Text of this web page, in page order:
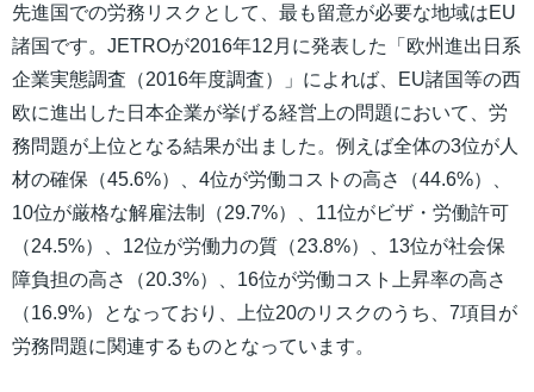
先進国での労務リスクとして、最も留意が必要な地域はEU
諸国です。JETROが2016年12月に発表した「欧州進出日系
企業実態調査（2016年度調査）」によれば、EU諸国等の西
欧に進出した日本企業が挙げる経営上の問題において、労
務問題が上位となる結果が出ました。例えば全体の3位が人
材の確保（45.6%）、4位が労働コストの高さ（44.6%）、
10位が厳格な解雇法制（29.7%）、11位がビザ・労働許可
（24.5%）、12位が労働力の質（23.8%）、13位が社会保
障負担の高さ（20.3%）、16位が労働コスト上昇率の高さ
（16.9%）となっており、上位20のリスクのうち、7項目が
労務問題に関連するものとなっています。